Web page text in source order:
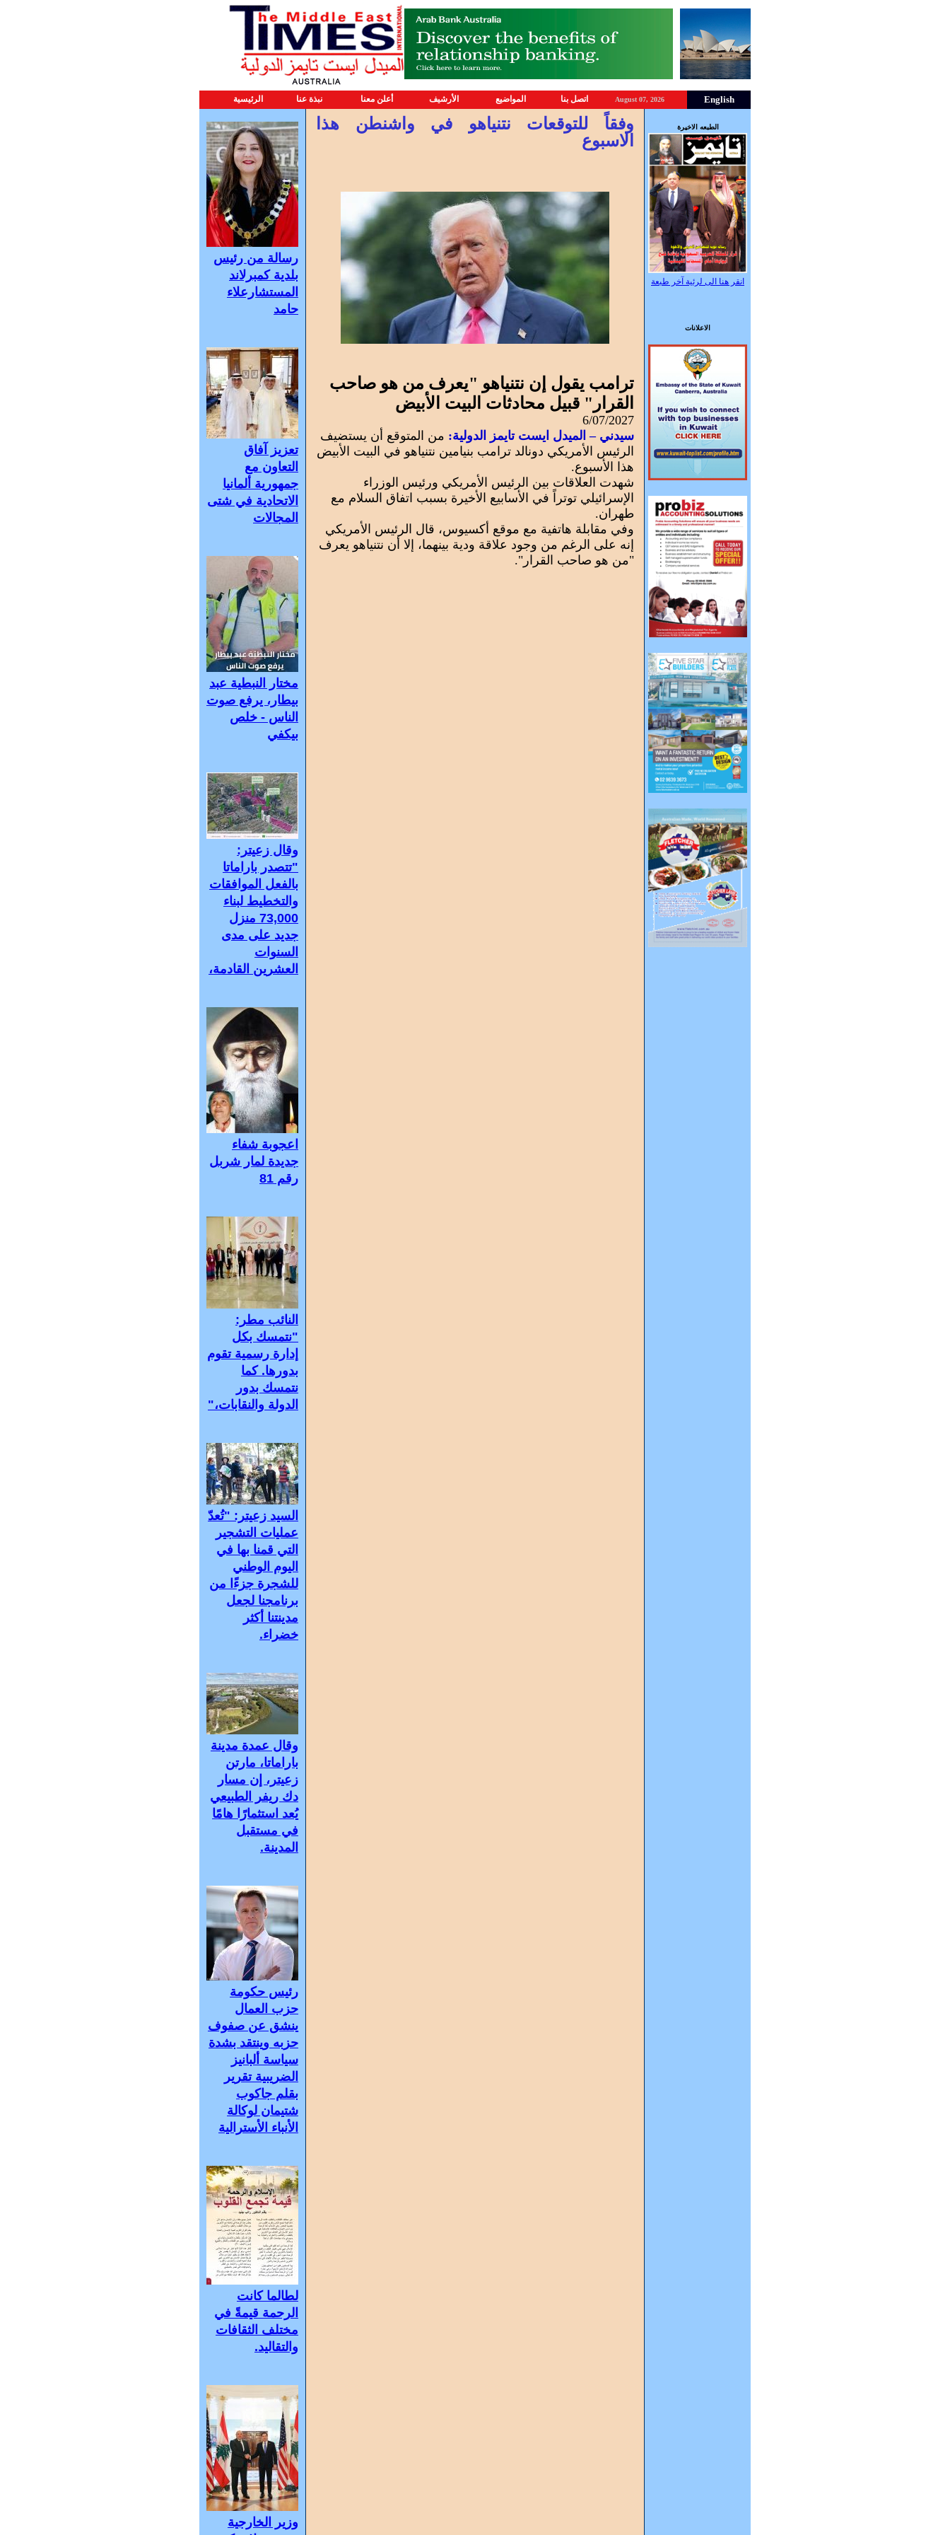
English
August 07, 2026 اتصل بنا المواضيع الأرشيف أعلن معنا نبذة عنا الرئيسية
الطبعه الاخيرة
انقر هنا الى لرئية آخر طبعة
الاعلانات
وفقاً للتوقعات نتنياهو في واشنطن هذا
الاسبوع
ترامب يقول إن نتنياهو "يعرف من هو صاحب
القرار" قبيل محادثات البيت الأبيض
6/07/2027
سيدني – الميدل ايست تايمز الدولية: من المتوقع أن يستضيف
الرئيس الأمريكي دونالد ترامب بنيامين نتنياهو في البيت الأبيض
هذا الأسبوع.
شهدت العلاقات بين الرئيس الأمريكي ورئيس الوزراء
الإسرائيلي توتراً في الأسابيع الأخيرة بسبب اتفاق السلام مع
طهران.
وفي مقابلة هاتفية مع موقع أكسيوس، قال الرئيس الأمريكي
إنه على الرغم من وجود علاقة ودية بينهما، إلا أن نتنياهو يعرف
"من هو صاحب القرار".
رسالة من رئيس
بلدية كمبرلاند
المستشارعلاء
حامد
تعزيز آفاق
التعاون مع
جمهورية ألمانيا
الاتحادية في شتى
المجالات
مختار النبطية عبد
بيطار، يرفع صوت
الناس - خلص
بيكفي
وقال زعيتر:
"تتصدر باراماتا
بالفعل الموافقات
والتخطيط لبناء
73,000 منزل
جديد على مدى
السنوات
العشرين القادمة،
اعجوبة شفاء
جديدة لمار شربل
رقم 81
النائب مطر:
"نتمسك بكل
إدارة رسمية تقوم
بدورها. كما
نتمسك بدور
الدولة والنقابات،"
السيد زعيتر: "تُعدّ
عمليات التشجير
التي قمنا بها في
اليوم الوطني
للشجرة جزءًا من
برنامجنا لجعل
مدينتنا أكثر
خضراء.
وقال عمدة مدينة
باراماتا، مارتن
زعيتر، إن مسار
دك ريفر الطبيعي
يُعد استثمارًا هامًا
في مستقبل
المدينة.
رئيس حكومة
حزب العمال
ينشق عن صفوف
حزبه وينتقد بشدة
سياسة ألبانيز
الضريبية تقرير
بقلم جاكوب
شتيمان لوكالة
الأنباء الأسترالية
لطالما كانت
الرحمة قيمةً في
مختلف الثقافات
والتقاليد.
وزير الخارجية